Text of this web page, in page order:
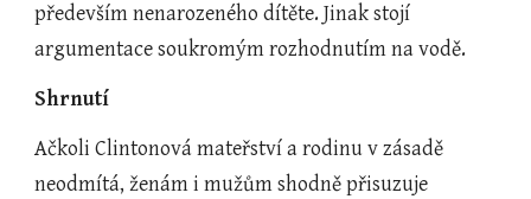
především nenarozeného dítěte. Jinak stojí
argumentace soukromým rozhodnutím na vodě.
Shrnutí
Ačkoli Clintonová mateřství a rodinu v zásadě
neodmítá, ženám i mužům shodně přisuzuje